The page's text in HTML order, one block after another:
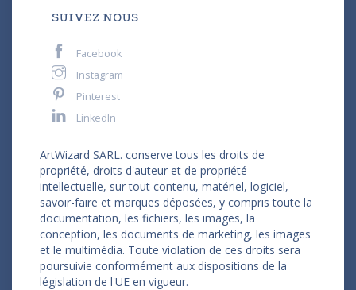
SUIVEZ NOUS
Facebook
Instagram
Pinterest
LinkedIn
ArtWizard SARL. conserve tous les droits de
propriété, droits d'auteur et de propriété
intellectuelle, sur tout contenu, matériel, logiciel,
savoir-faire et marques déposées, y compris toute la
documentation, les fichiers, les images, la
conception, les documents de marketing, les images
et le multimédia. Toute violation de ces droits sera
poursuivie conformément aux dispositions de la
législation de l'UE en vigueur.